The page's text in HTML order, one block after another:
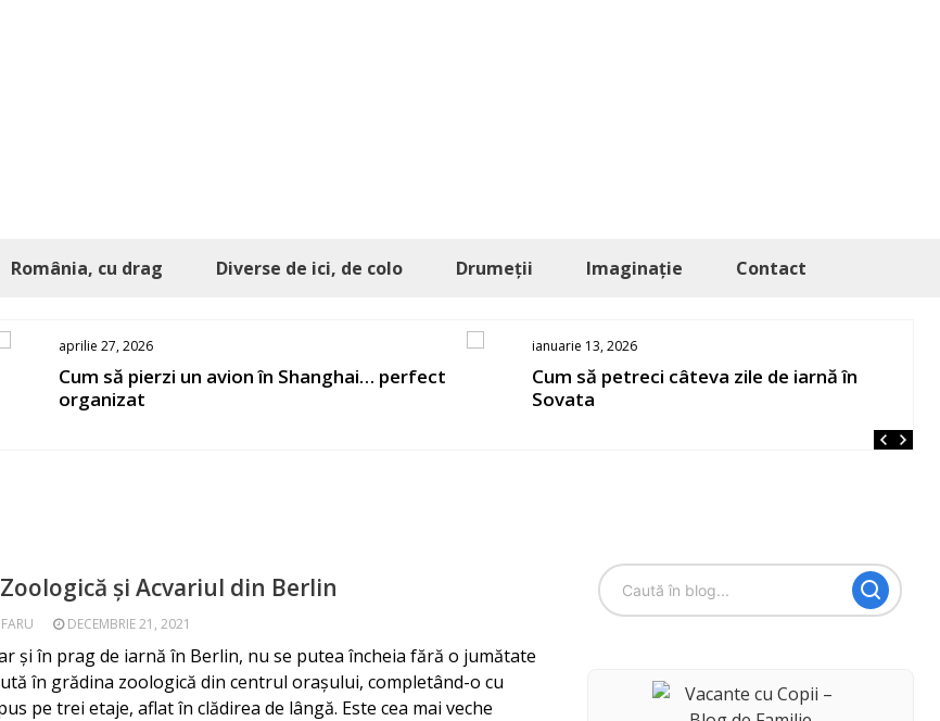
România, cu drag Diverse de ici, de colo Drumeții Imaginație Contact
aprilie 27, 2026
Cum să pierzi un avion în Shanghai… perfect
organizat
ianuarie 13, 2026
Cum să petreci câteva zile de iarnă în
Sovata
și Acvariul din Berlin
DECEMBRIE 21, 2021
și în prag de iarnă în Berlin, nu se putea încheia fără o jumătate
în grădina zoologică din centrul orașului, completând-o cu
pe trei etaje, aflat în clădirea de lângă. Este cea mai veche